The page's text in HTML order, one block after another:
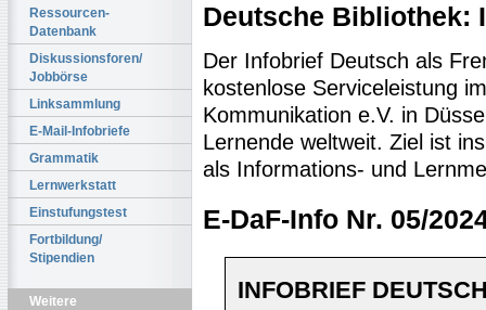
Ressourcen-
Datenbank
Diskussionsforen/
Jobbörse
Linksammlung
E-Mail-Infobriefe
Grammatik
Lernwerkstatt
Einstufungstest
Fortbildung/
Stipendien
Weitere
Deutsche Bibliothek:
Der Infobrief Deutsch als
kostenlose Serviceleistung
Kommunikation e.V. in
Lernende weltweit. Ziel ist
als Informations- und
E-DaF-Info Nr. 05/
INFOBRIEF